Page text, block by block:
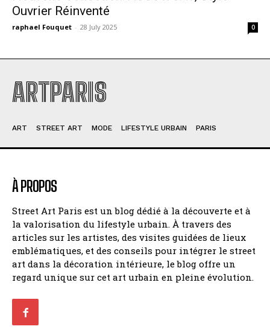
Ouvrier Réinventé
raphael Fouquet - 28 July 2025 0
ARTPARIS
ART STREET ART MODE LIFESTYLE URBAIN PARIS
À PROPOS
Street Art Paris est un blog dédié à la découverte et à
la valorisation du lifestyle urbain. À travers des
articles sur les artistes, des visites guidées de lieux
emblématiques, et des conseils pour intégrer le street
art dans la décoration intérieure, le blog offre un
regard unique sur cet art urbain en pleine évolution.